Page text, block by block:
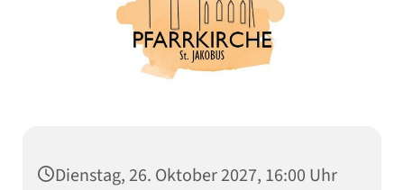
Dienstag, 26. Oktober 2027, 16:00 Uhr